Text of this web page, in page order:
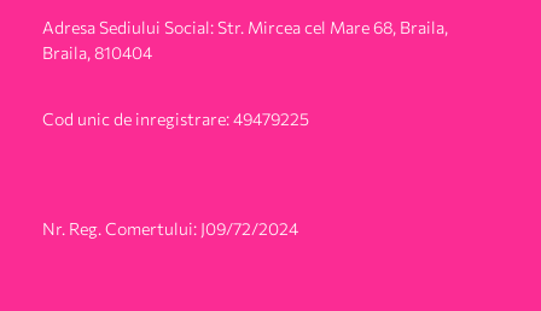
Adresa Sediului Social: Str. Mircea cel Mare 68, Braila,
Braila, 810404
Cod unic de inregistrare: 49479225
Nr. Reg. Comertului: J09/72/2024